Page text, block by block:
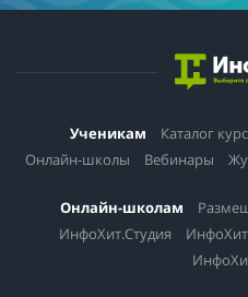
Ученикам Каталог
Онлайн-школы
Вебинары
Онлайн-школам
ИнфоХит.Студия